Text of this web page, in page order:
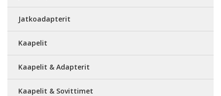
Jatkoadapterit
Kaapelit
Kaapelit & Adapterit
Kaapelit & Sovittimet